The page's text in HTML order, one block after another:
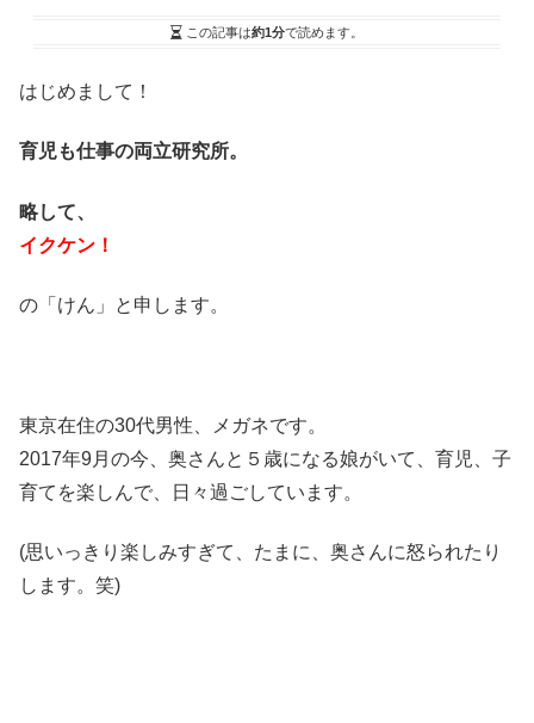
この記事は約1分で読めます。
はじめまして！
育児も仕事の両立研究所。
略して、
イクケン！
の「けん」と申します。
東京在住の30代男性、メガネです。
2017年9月の今、奥さんと５歳になる娘がいて、育児、子
育てを楽しんで、日々過ごしています。
(思いっきり楽しみすぎて、たまに、奥さんに怒られたり
します。笑)